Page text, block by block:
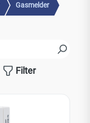
Gasmelder
Filter